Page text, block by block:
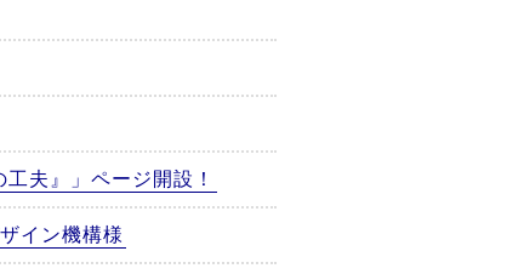
夫』」ページ開設！
イン機構様